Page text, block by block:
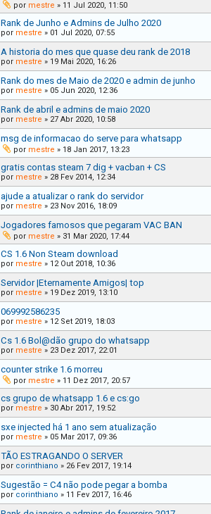
por mestre » 11 Jul 2020, 11:50
Rank de Junho e Admins de Julho 2020
por mestre » 01 Jul 2020, 07:55
A historia do mes que quase deu rank de 2018
por mestre » 19 Mai 2020, 16:26
Rank do mes de Maio de 2020 e admin de junho
por mestre » 05 Jun 2020, 12:36
Rank de abril e admins de maio 2020
por mestre » 27 Abr 2020, 10:58
msg de informacao do serve para whatsapp
por mestre » 18 Jan 2017, 13:23
gratis contas steam 7 dig + vacban + CS
por mestre » 28 Fev 2014, 12:34
ajude a atualizar o rank do servidor
por mestre » 23 Nov 2016, 18:09
Jogadores famosos que pegaram VAC BAN
por mestre » 31 Mar 2020, 17:44
CS 1.6 Non Steam download
por mestre » 12 Out 2018, 10:36
Servidor |Eternamente Amigos| top
por mestre » 19 Dez 2019, 13:10
069992586235
por mestre » 12 Set 2019, 18:03
Cs 1.6 Bol@dão grupo do whatsapp
por mestre » 23 Dez 2017, 22:01
counter strike 1.6 morreu
por mestre » 11 Dez 2017, 20:57
cs grupo de whatsapp 1.6 e cs:go
por mestre » 30 Abr 2017, 19:52
sxe injected há 1 ano sem atualização
por mestre » 05 Mar 2017, 09:36
TÃO ESTRAGANDO O SERVER
por corinthiano » 26 Fev 2017, 19:14
Sugestão = C4 não pode pegar a bomba
por corinthiano » 11 Fev 2017, 16:46